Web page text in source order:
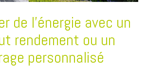
de l'énergie avec un
rendement ou un
personnalisé